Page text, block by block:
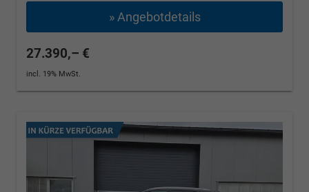
» Angebotdetails
27.390,– €
incl. 19% MwSt.